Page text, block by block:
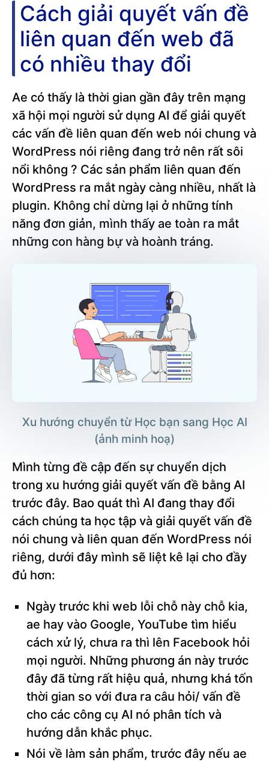
Cách giải quyết vấn đề
liên quan đến web đã
có nhiều thay đổi
Ae có thấy là thời gian gần đây trên mạng
xã hội mọi người sử dụng AI để giải quyết
các vấn đề liên quan đến web nói chung và
WordPress nói riêng đang trở nên rất sôi
nổi không ? Các sản phẩm liên quan đến
WordPress ra mắt ngày càng nhiều, nhất là
plugin. Không chỉ dừng lại ở những tính
năng đơn giản, mình thấy ae toàn ra mắt
những con hàng bự và hoành tráng.
Xu hướng chuyển từ Học bạn sang Học AI
(ảnh minh hoạ)
Mình từng đề cập đến sự chuyển dịch
trong xu hướng giải quyết vấn đề bằng AI
trước đây. Bao quát thì AI đang thay đổi
cách chúng ta học tập và giải quyết vấn đề
nói chung và liên quan đến WordPress nói
riêng, dưới đây mình sẽ liệt kê lại cho đầy
đủ hơn:
Ngày trước khi web lỗi chỗ này chỗ kia,
ae hay vào Google, YouTube tìm hiểu
cách xử lý, chưa ra thì lên Facebook hỏi
mọi người. Những phương án này trước
đây đã từng rất hiệu quả, nhưng khá tốn
thời gian so với đưa ra câu hỏi/ vấn đề
cho các công cụ AI nó phân tích và
hướng dẫn khắc phục.
Nói về làm sản phẩm, trước đây nếu ae